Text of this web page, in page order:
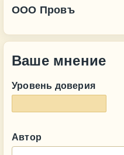
ООО Провъ
Ваше мнение
Уровень доверия
Автор